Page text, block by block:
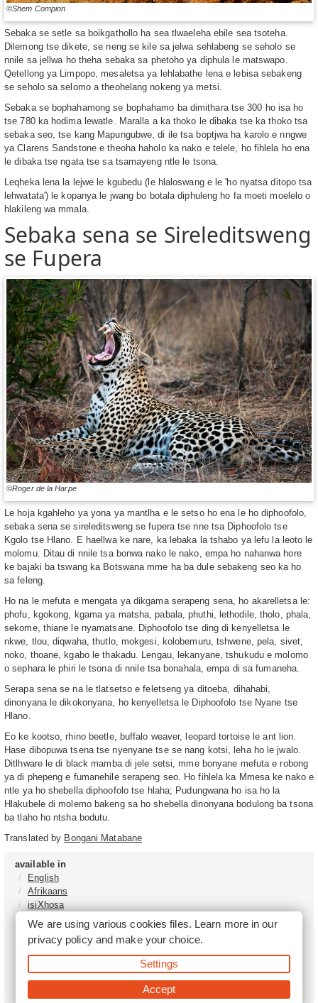
©Shem Compion
Sebaka se setle sa boikgathollo ha sea tlwaeleha ebile sea tsoteha.
Dilemong tse dikete, se neng se kile sa jelwa sehlabeng se seholo se
nnile sa jellwa ho theha sebaka sa phetoho ya diphula le matswapo.
Qetellong ya Limpopo, mesaletsa ya lehlabathe lena e lebisa sebakeng
se seholo sa selomo a theohelang nokeng ya metsi.
Sebaka se bophahamong se bophahamo ba dimithara tse 300 ho isa ho
tse 780 ka hodima lewatle. Maralla a ka thoko le dibaka tse ka thoko tsa
sebaka seo, tse kang Mapungubwe, di ile tsa boptjwa ha karolo e nngwe
ya Clarens Sandstone e theoha haholo ka nako e telele, ho fihlela ho ena
le dibaka tse ngata tse sa tsamayeng ntle le tsona.
Leqheka lena la lejwe le kgubedu (le hlaloswang e le 'ho nyatsa ditopo tsa
lehwatata') le kopanya le jwang bo botala diphuleng ho fa moeti moelelo o
hlakileng wa mmala.
Sebaka sena se Sireleditsweng
se Fupera
©Roger de la Harpe
Le hoja kgahleho ya yona ya mantlha e le setso ho ena le ho diphoofolo,
sebaka sena se sireleditsweng se fupera tse nne tsa Diphoofolo tse
Kgolo tse Hlano. E haellwa ke nare, ka lebaka la tshabo ya lefu la leoto le
molomu. Ditau di nnile tsa bonwa nako le nako, empa ho nahanwa hore
ke bajaki ba tswang ka Botswana mme ha ba dule sebakeng seo ka ho
sa feleng.
Ho na le mefuta e mengata ya dikgama serapeng sena, ho akarelletsa le:
phofu, kgokong, ​​kgama ya matsha, pabala, phuthi, lethodile, tholo, phala,
sekome, thiane le nyamatsane. Diphoofolo tse ding di kenyelletsa le
nkwe, tlou, diqwaha, thutlo, mokgesi, kolobemuru, tshwene, pela, sivet,
noko, thoane, kgabo le thakadu. Lengau, lekanyane, tshukudu e molomo
o sephara le phiri le tsona di nnile tsa bonahala, empa di sa fumaneha.
Serapa sena se na le tlatsetso e feletseng ya ditoeba, dihahabi,
dinonyana le dikokonyana, ho kenyelletsa le Diphoofolo tse Nyane tse
Hlano.
Eo ke kootso, rhino beetle, buffalo weaver, leopard tortoise le ant lion.
Hase dibopuwa tsena tse nyenyane tse se nang kotsi, leha ho le jwalo.
Ditlhware le di black mamba di jele setsi, mme bonyane mefuta e robong
ya di phepeng e fumanehile serapeng seo. Ho fihlela ka Mmesa ke nako e
ntle ya ho shebella diphoofolo tse hlaha; Pudungwana ho isa ho la
Hlakubele di molemo bakeng sa ho shebella dinonyana bodulong ba tsona
ba tlaho ho ntsha bodutu.
Translated by Bongani Matabane
available in
English
Afrikaans
isiXhosa
isiZulu
Tshivenḓa
Sepedi
isiNdebele
Setswana
We are using various cookies files. Learn more in our
privacy policyand make your choice.
Settings
Accept